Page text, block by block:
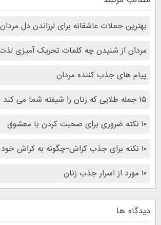
بهترین جملات عاشقانه برای لرزاندن دل مردان
مردان از شنیدن چه کلمات تحریک آمیزی
پیام های جذب کننده مردان
۱۵ جمله طلایی که زنان را شیفته شما می کند
۱۰ نکته ضروری برای صحبت کردن با معشوق
۱۰ نکته برای جذب کراش-چگونه به کراش خود نزدیک شویم؟
۱۰ مورد از اسرار جذب زنان
دیدگاه ها